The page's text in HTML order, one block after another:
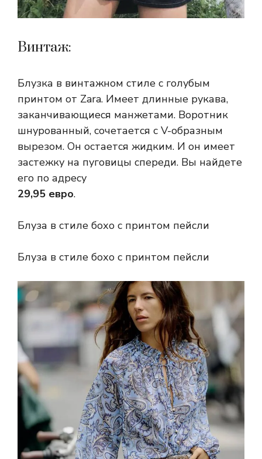
Винтаж:
Блузка в винтажном стиле с голубым
принтом от Zara. Имеет длинные рукава,
заканчивающиеся манжетами. Воротник
шнурованный, сочетается с V-образным
вырезом. Он остается жидким. И он имеет
застежку на пуговицы спереди. Вы найдете
его по адресу
29,95 евро.
Блуза в стиле бохо с принтом пейсли
Блуза в стиле бохо с принтом пейсли